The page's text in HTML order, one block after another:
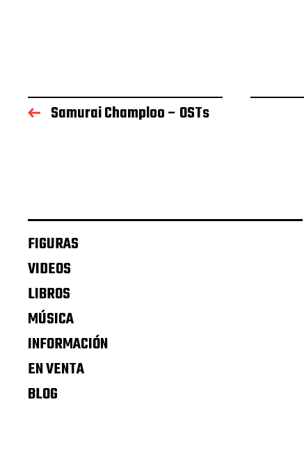
Samurai Champloo – OSTs
FIGURAS
VIDEOS
LIBROS
MÚSICA
INFORMACIÓN
EN VENTA
BLOG